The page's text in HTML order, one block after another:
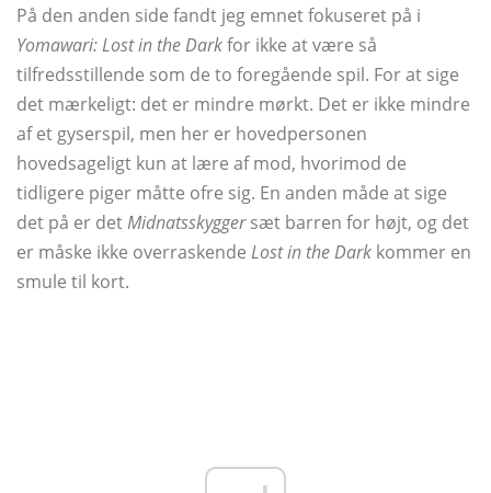
På den anden side fandt jeg emnet fokuseret på i
Yomawari: Lost in the Darkfor ikke at være så
tilfredsstillende som de to foregående spil. For at sige
det mærkeligt: ​​det er mindre mørkt. Det er ikke mindre
af et gyserspil, men her er hovedpersonen
hovedsageligt kun at lære af mod, hvorimod de
tidligere piger måtte ofre sig. En anden måde at sige
det på er detMidnatsskyggersæt barren for højt, og det
er måske ikke overraskende Lost in the Dark kommer en
smule til kort.